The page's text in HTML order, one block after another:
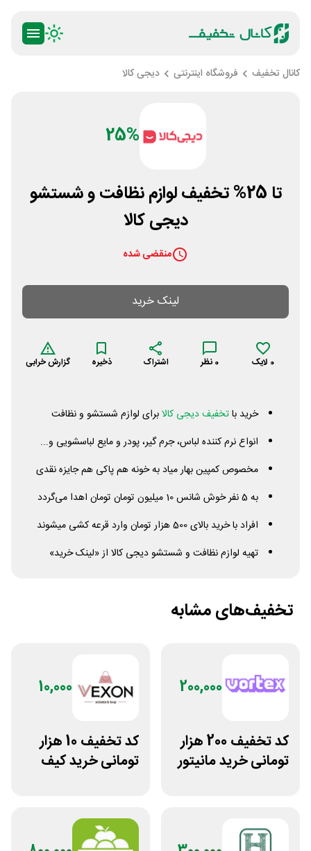
کانال تخفیف فروشگاه اینترنتی دیجی کالا
25%
تا 25% تخفیف لوازم نظافت و شستشو
دیجی کالا
منقضی شده
لینک خرید
0 لایک 0 نظر اشتراک ذخیره گزارش خرابی
خرید باتخفیف دیجی کالابرای لوازم شستشو و نظافت
انواع نرم کننده لباس، جرم گیر، پودر و مایع لباسشویی و...
مخصوص کمپین بهار میاد به خونه هم پاکی هم جایزه نقدی
به 5 نفر خوش شانس 10 میلیون تومان تومان اهدا می‌گردد
افراد با خرید بالای 500 هزار تومان وارد قرعه کشی میشوند
تهیه لوازم نظافت و شستشو دیجی کالا از «لینک خرید»
تخفیف‌های مشابه
200,000
کد تخفیف 200 هزار
تومانی خرید مانیتور
10,000
کد تخفیف 10 هزار
تومانی خرید کیف